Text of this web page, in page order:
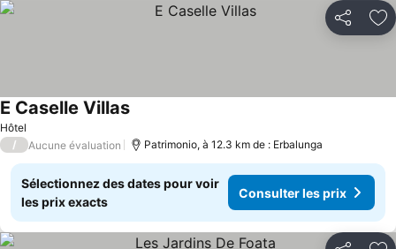
Partager
Hôtel
E Caselle VillasConsulter les prix
/ Aucune évaluation Patrimonio, à 12.3 km de : Erbalunga
Sélectionnez des dates pour voir
les prix exacts
Consulter les prix